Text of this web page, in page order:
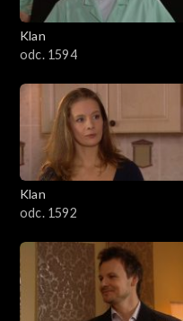
3401–3500
3201–3300
3101–3200
3001–3100
2901–3000
2801–2900
Klan
odc. 1594
Klan
odc. 1592